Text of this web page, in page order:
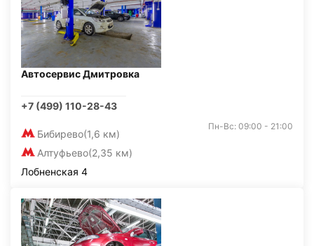
Автосервис Дмитровка
+7 (499) 110-28-43
Бибирево(1,6 км)
Алтуфьево(2,35 км)
Пн-Вс: 09:00 - 21:00
Лобненская 4